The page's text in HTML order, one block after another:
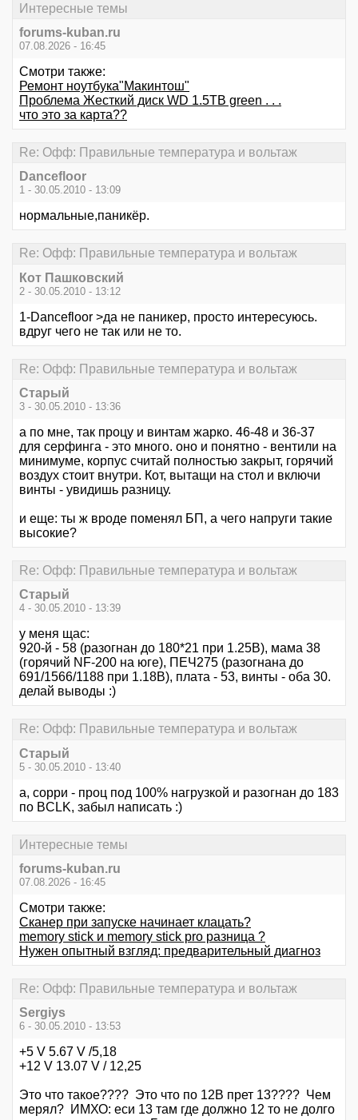
Интересные темы
forums-kuban.ru
07.08.2026 - 16:45
Смотри также:
Ремонт ноутбука"Макинтош"
Проблема Жесткий диск WD 1.5TB green . . .
что это за карта??
Re: Офф: Правильные температура и вольтаж
Dancefloor
1 - 30.05.2010 - 13:09
нормальные,паникёр.
Re: Офф: Правильные температура и вольтаж
Кот Пашковский
2 - 30.05.2010 - 13:12
1-Dancefloor >да не паникер, просто интересуюсь.
вдруг чего не так или не то.
Re: Офф: Правильные температура и вольтаж
Старый
3 - 30.05.2010 - 13:36
а по мне, так процу и винтам жарко. 46-48 и 36-37
для серфинга - это много. оно и понятно - вентили на
минимуме, корпус считай полностью закрыт, горячий
воздух стоит внутри. Кот, вытащи на стол и включи
винты - увидишь разницу.
и еще: ты ж вроде поменял БП, а чего напруги такие
высокие?
Re: Офф: Правильные температура и вольтаж
Старый
4 - 30.05.2010 - 13:39
у меня щас:
920-й - 58 (разогнан до 180*21 при 1.25В), мама 38
(горячий NF-200 на юге), ПЕЧ275 (разогнана до
691/1566/1188 при 1.18В), плата - 53, винты - оба 30.
делай выводы :)
Re: Офф: Правильные температура и вольтаж
Старый
5 - 30.05.2010 - 13:40
а, сорри - проц под 100% нагрузкой и разогнан до 183
по BCLK, забыл написать :)
Интересные темы
forums-kuban.ru
07.08.2026 - 16:45
Смотри также:
Сканер при запуске начинает клацать?
memory stick и memory stick pro разница ?
Нужен опытный взгляд: предварительный диагноз
Re: Офф: Правильные температура и вольтаж
Sergiys
6 - 30.05.2010 - 13:53
+5 V 5.67 V /5,18
+12 V 13.07 V / 12,25
Это что такое???? Это что по 12В прет 13???? Чем
мерял? ИМХО: еси 13 там где должно 12 то не долго